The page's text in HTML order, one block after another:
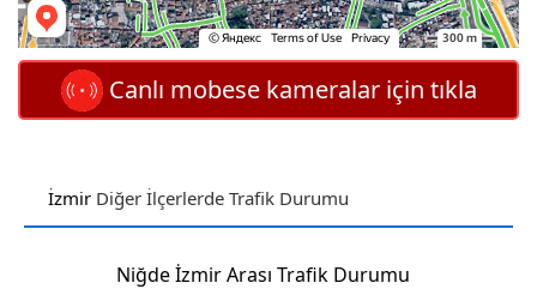
Canlı mobese kameralar için tıkla
İzmir Diğer İlçerlerde Trafik Durumu
Niğde İzmir Arası Trafik Durumu